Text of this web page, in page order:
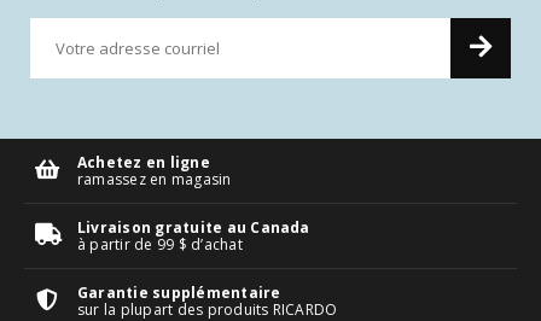
Achetez en ligne
ramassez en magasin
Livraison gratuite au Canada
à partir de 99 $ d’achat
Garantie supplémentaire
sur la plupart des produits RICARDO